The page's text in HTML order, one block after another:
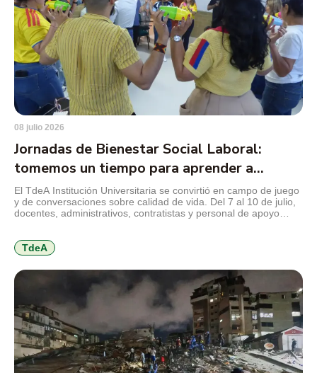
08 julio 2026
Jornadas de Bienestar Social Laboral:
tomemos un tiempo para aprender a
cuidarnos
El TdeA Institución Universitaria se convirtió en campo de juego
y de conversaciones sobre calidad de vida. Del 7 al 10 de julio,
docentes, administrativos, contratistas y personal de apoyo
entre otros temas que invitan a volver […]
TdeA